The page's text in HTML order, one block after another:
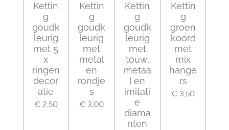
Kettin
g
goudk
leurig
met 5
x
ringen
decor
atie
€ 2,50
Kettin
g
goudk
leurig
met
metal
en
rondje
s
€ 3,00
Kettin
g
goudk
leurig
met
touw,
metaa
l en
imitati
e
diama
nten
Kettin
g
groen
koord
met
mix
hange
rs
€ 3,50